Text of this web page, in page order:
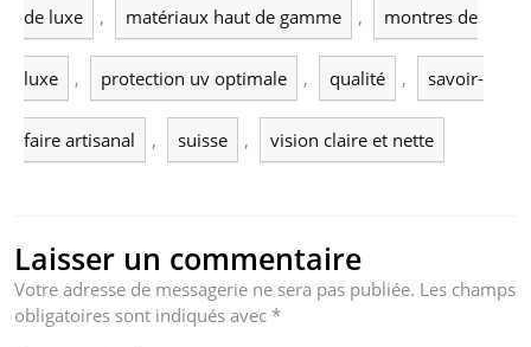
de luxe , matériaux haut de gamme , montres de
luxe , protection uv optimale , qualité , savoir-
faire artisanal , suisse , vision claire et nette
Laisser un commentaire
Votre adresse de messagerie ne sera pas publiée. Les champs
obligatoires sont indiqués avec *